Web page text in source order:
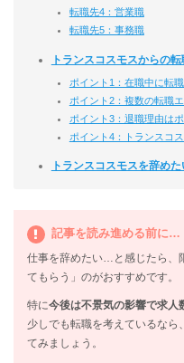
転職先4：営業職
転職先5：事務職
トランスコスモスからの
ポイント1：在職中に転
ポイント2：複数の転職
ポイント3：退職理由は
ポイント4：トランスコ
トランスコスモスを辞め
記事を読み進める前に…
仕事を辞めたい…と感じたら、
てもらう」のがおすすめです。
特に今後は不景気の影響で求人
少しでも転職を考えているなら
てみましょう。